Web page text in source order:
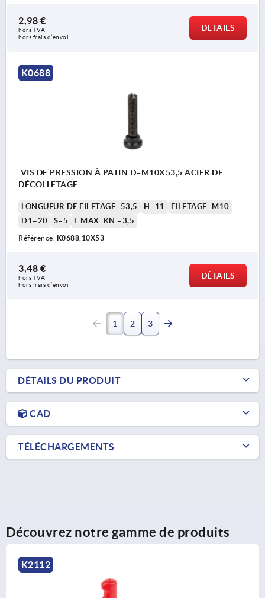
2,98 €
hors TVA
hors frais d’envoi
DÉTAILS
K0688
VIS DE PRESSION À PATIN D=M10X53,5 ACIER DE
DÉCOLLETAGE
LONGUEUR DE FILETAGE=53,5 H=11
FILETAGE=M10
D1=20
S=5 F MAX. KN =3,5
Référence: K0688.10X53
3,48 €
hors TVA
hors frais d’envoi
DÉTAILS
1 2 3
DÉTAILS DU PRODUIT
CAD
TÉLÉCHARGEMENTS
Découvrez notre gamme de produits